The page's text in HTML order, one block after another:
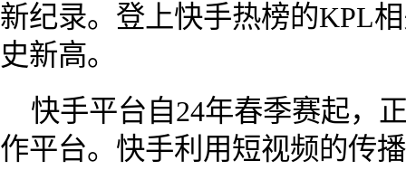
新纪录。登上快手热榜的KPL
史新高。
快手平台自24年春季赛起，
作平台。快手利用短视频的传